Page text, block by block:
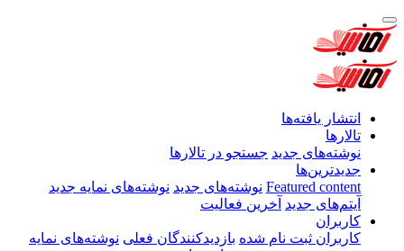
انتشار یافته‌ها
تالارها
نوشته‌های جدید جستجو در تالارها
جدیدترین‌ها
Featured content نوشته‌های جدید نوشته‌های نمایه جدید
آیتم‌های جدید آخرین فعالیت
کاربران
کاربران ثبت نام شده بازدیدکنندگان فعلی نوشته‌های نمایه